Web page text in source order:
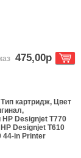
475,00р
Типкартридж, Цвет
,
HP Designjet T770
Designjet T610
44-in Printer